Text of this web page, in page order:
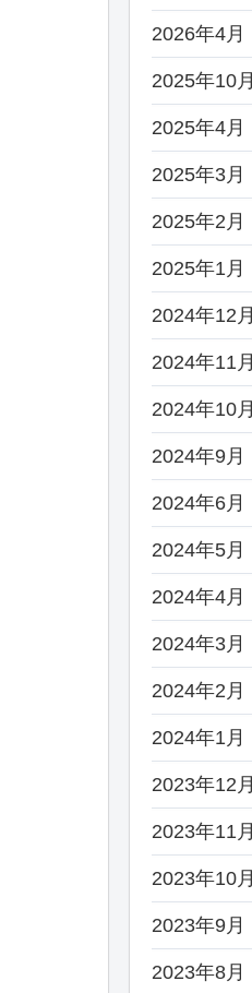
2026年4月
2025年10月
2025年4月
2025年3月
2025年2月
2025年1月
2024年12月
2024年11月
2024年10月
2024年9月
2024年6月
2024年5月
2024年4月
2024年3月
2024年2月
2024年1月
2023年12月
2023年11月
2023年10月
2023年9月
2023年8月